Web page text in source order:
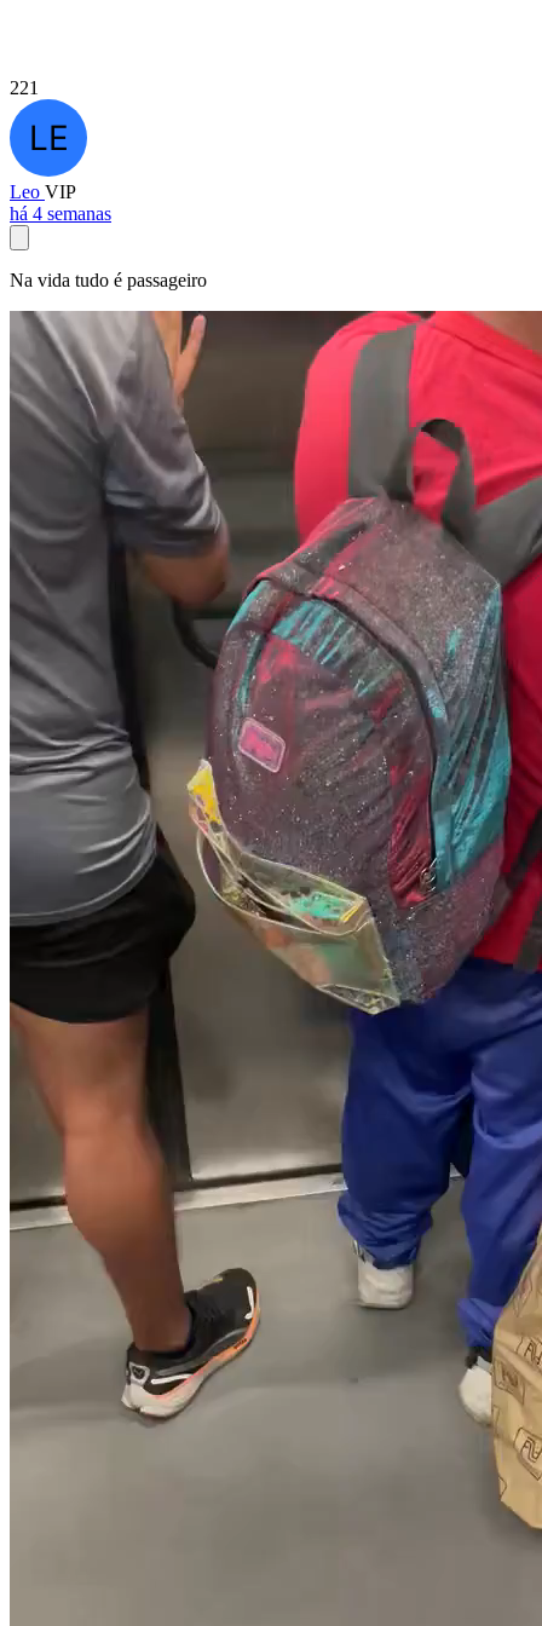
221
Leo VIP
há 4 semanas
Na vida tudo é passageiro